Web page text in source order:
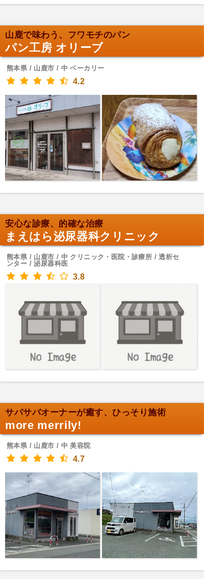
山鹿で味わう、フワモチのパン
パン工房 オリーブ
熊本県 / 山鹿市 / 中 ベーカリー
4.2
安心な診療、的確な治療
まえはら泌尿器科クリニック
熊本県 / 山鹿市 / 中 クリニック・医院・診療所 / 透析セ
ンター / 泌尿器科医
3.8
サバサバオーナーが癒す、ひっそり施術
more merrily!
熊本県 / 山鹿市 / 中 美容院
4.7